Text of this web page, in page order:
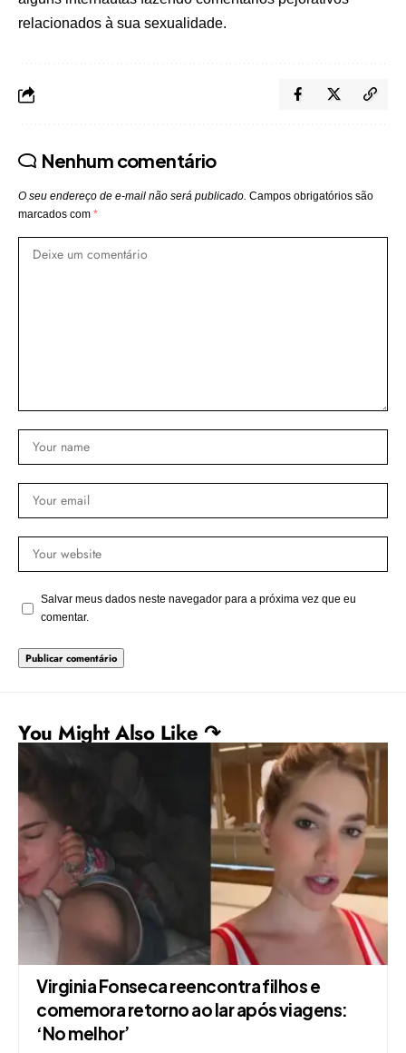
relacionados à sua sexualidade.
Nenhum comentário
O seu endereço de e-mail não será publicado. Campos obrigatórios são
marcados com *
Salvar meus dados neste navegador para a próxima vez que eu
comentar.
You Might Also Like ↷
Virginia Fonseca reencontra filhos e
comemora retorno ao lar após viagens:
‘No melhor’